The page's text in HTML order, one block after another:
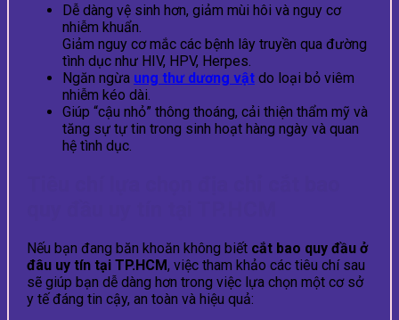
Dễ dàng vệ sinh hơn, giảm mùi hôi và nguy cơ
nhiễm khuẩn.
Giảm nguy cơ mắc các bệnh lây truyền qua đường
tình dục như HIV, HPV, Herpes.
Ngăn ngừa ung thư dương vật do loại bỏ viêm
nhiễm kéo dài.
Giúp “cậu nhỏ” thông thoáng, cải thiện thẩm mỹ và
tăng sự tự tin trong sinh hoạt hàng ngày và quan
hệ tình dục.
Nếu bạn đang băn khoăn không biết cắt bao quy đầu ở
đâu uy tín tại TP.HCM, việc tham khảo các tiêu chí sau
sẽ giúp bạn dễ dàng hơn trong việc lựa chọn một cơ sở
y tế đáng tin cậy, an toàn và hiệu quả: